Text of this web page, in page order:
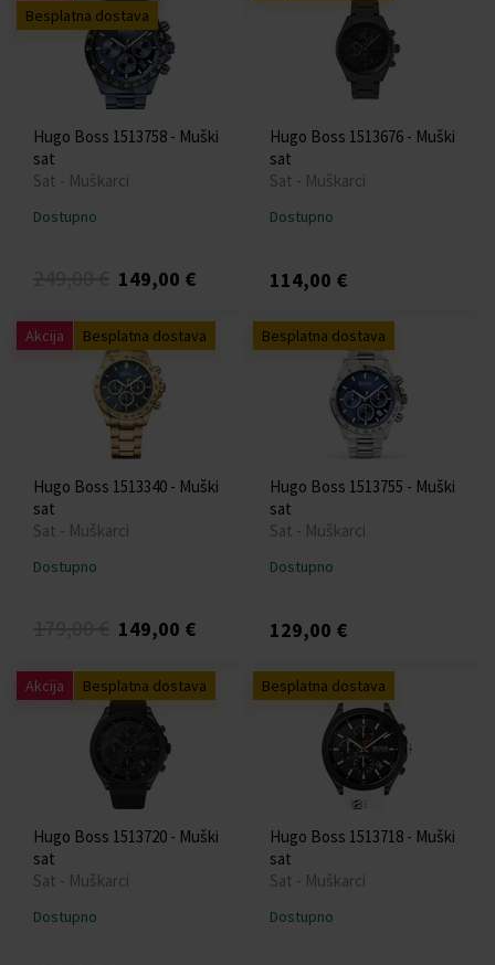
Besplatna dostava
Hugo Boss 1513758 - Muški
sat
Sat - Muškarci
Dostupno
149,00 €
Hugo Boss 1513676 - Muški
sat
Sat - Muškarci
Dostupno
114,00 €
Akcija Besplatna dostava
Hugo Boss 1513340 - Muški
sat
Sat - Muškarci
Dostupno
149,00 €
Besplatna dostava
Hugo Boss 1513755 - Muški
sat
Sat - Muškarci
Dostupno
129,00 €
Akcija Besplatna dostava
Hugo Boss 1513720 - Muški
sat
Sat - Muškarci
Dostupno
Besplatna dostava
Hugo Boss 1513718 - Muški
sat
Sat - Muškarci
Dostupno